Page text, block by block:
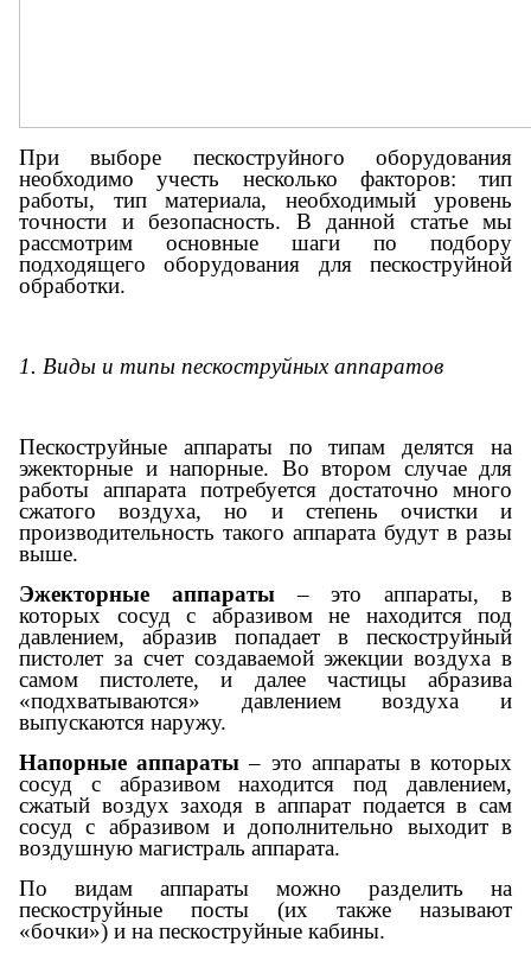
При выборе пескоструйного оборудования
необходимо учесть несколько факторов: тип
работы, тип материала, необходимый уровень
точности и безопасность. В данной статье мы
рассмотрим основные шаги по подбору
подходящего оборудования для пескоструйной
обработки.
1. Виды и типы пескоструйных аппаратов
Пескоструйные аппараты по типам делятся на
эжекторные и напорные. Во втором случае для
работы аппарата потребуется достаточно много
сжатого воздуха, но и степень очистки и
производительность такого аппарата будут в разы
выше.
Эжекторные аппараты– это аппараты, в
которых сосуд с абразивом не находится под
давлением, абразив попадает в пескоструйный
пистолет за счет создаваемой эжекции воздуха в
самом пистолете, и далее частицы абразива
«подхватываются» давлением воздуха и
выпускаются наружу.
Напорные аппараты – это аппараты в которых
сосуд с абразивом находится под давлением,
сжатый воздух заходя в аппарат подается в сам
сосуд с абразивом и дополнительно выходит в
воздушную магистраль аппарата.
По видам аппараты можно разделить на
пескоструйные посты (их также называют
«бочки») и на пескоструйные кабины.